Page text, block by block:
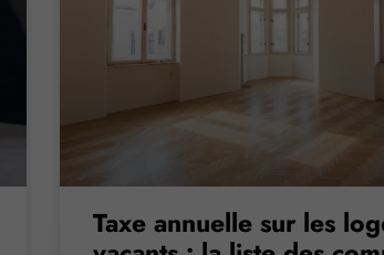
Taxe annuelle sur les